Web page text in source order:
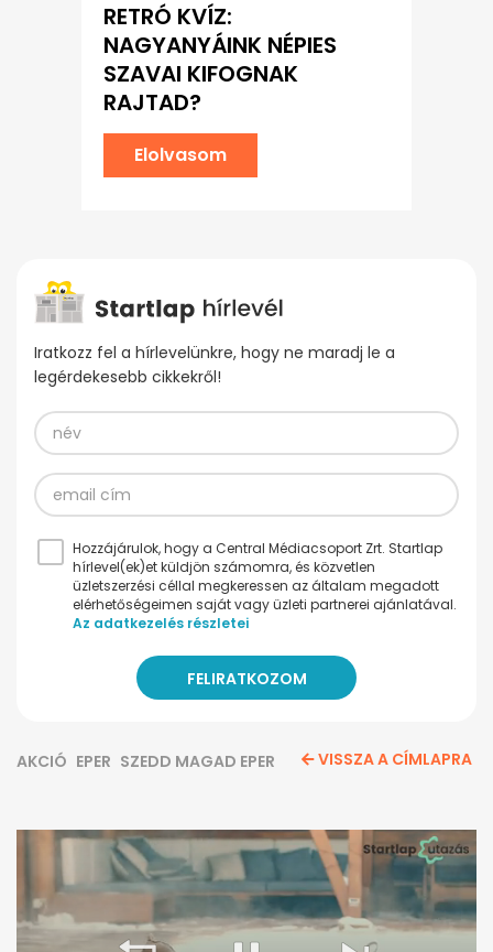
RETRÓ KVÍZ:
NAGYANYÁINK NÉPIES
SZAVAI KIFOGNAK
RAJTAD?
Elolvasom
Iratkozz fel a hírlevelünkre, hogy ne maradj le a
legérdekesebb cikkekről!
Hozzájárulok, hogy a Central Médiacsoport Zrt. Startlap
hírlevel(ek)et küldjön számomra, és közvetlen
üzletszerzési céllal megkeressen az általam megadott
elérhetőségeimen saját vagy üzleti partnerei ajánlatával.
Az adatkezelés részletei
AKCIÓ EPER SZEDD MAGAD EPER VISSZA A CÍMLAPRA